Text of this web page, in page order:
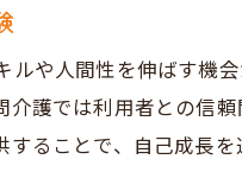
や人間性を伸ばす機
介護では利用者との信
ることで、自己成長